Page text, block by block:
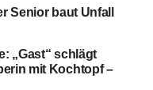
Senior baut Unfall
„Gast“ schlägt
mit Kochtopf –